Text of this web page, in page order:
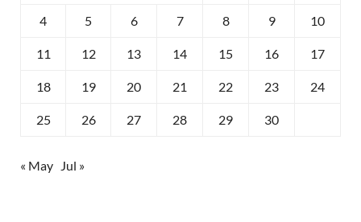
4 5 6 7 8 9 10
11 12 13 14 15 16 17
18 19 20 21 22 23 24
25 26 27 28 29 30
« May Jul »